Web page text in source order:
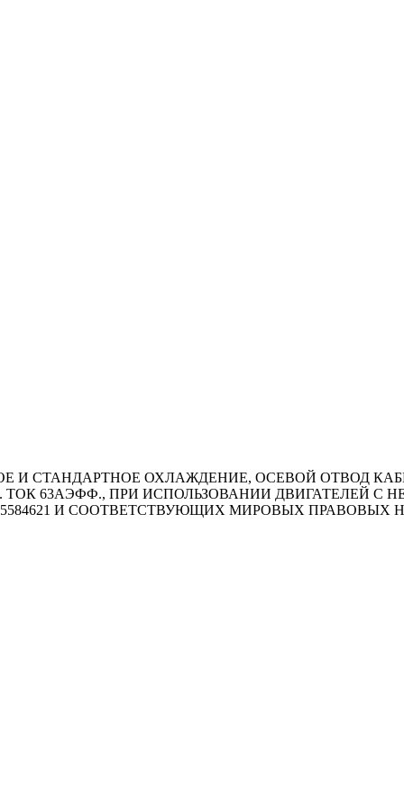
И СТАНДАРТНОЕ ОХЛАЖДЕНИЕ, ОСЕВОЙ ОТВОД
ТОК 63АЭФФ., ПРИ ИСПОЛЬЗОВАНИИ ДВИГАТЕЛЕЙ
И СООТВЕТСТВУЮЩИХ МИРОВЫХ ПРАВОВЫХ